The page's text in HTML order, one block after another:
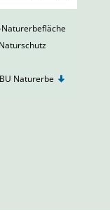
Naturerbe